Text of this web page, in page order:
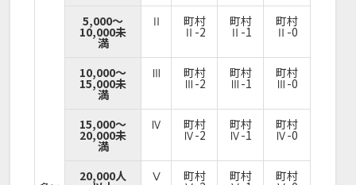
5,000～
10,000未
満
Ⅱ 町村
Ⅱ-2
町村
Ⅱ-1
町村
Ⅱ-0
10,000～
15,000未
満
Ⅲ 町村
Ⅲ-2
町村
Ⅲ-1
町村
Ⅲ-0
15,000～
20,000未
満
Ⅳ 町村
Ⅳ-2
町村
Ⅳ-1
町村
Ⅳ-0
20,000人 Ⅴ 町村 町村 町村